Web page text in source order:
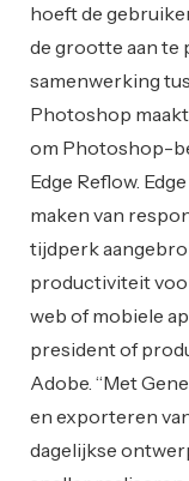
hoeft de
de grootte aan te
samenwerking
Photoshop
om Photoshop-
Edge Reflow.
maken van
tijdperk
productiviteit
web of mobiele
president of
Adobe. “Met
en exporteren
dagelijkse